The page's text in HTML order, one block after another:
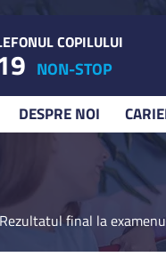
DESPRE NOI
COPILULUI
NON-STOP
Rezultatul final la